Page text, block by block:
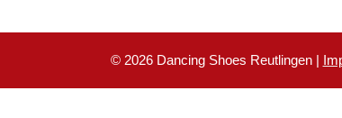
© 2026 Dancing Shoes Reutlingen |